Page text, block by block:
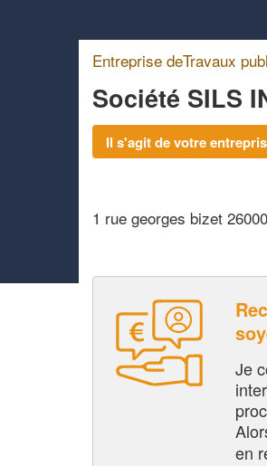
Entreprise deTravaux
Société SILS
Il s'agit de votre
1 rue georges bizet
Je
en